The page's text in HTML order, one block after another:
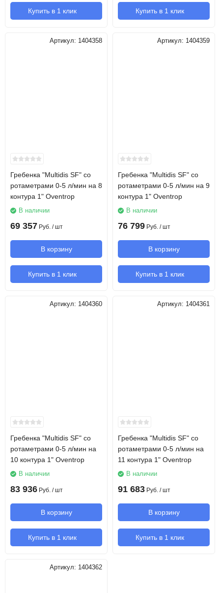
Купить в 1 клик Купить в 1 клик
Артикул: 1404358
Гребенка "Multidis SF" со
ротаметрами 0-5 л/мин на 8
контура 1" Oventrop
В наличии
69 357 Руб. / шт
В корзину
Купить в 1 клик
Артикул: 1404359
Гребенка "Multidis SF" со
ротаметрами 0-5 л/мин на 9
контура 1" Oventrop
В наличии
76 799 Руб. / шт
В корзину
Купить в 1 клик
Артикул: 1404360
Гребенка "Multidis SF" со
ротаметрами 0-5 л/мин на
10 контура 1" Oventrop
В наличии
83 936 Руб. / шт
В корзину
Купить в 1 клик
Артикул: 1404361
Гребенка "Multidis SF" со
ротаметрами 0-5 л/мин на
11 контура 1" Oventrop
В наличии
91 683 Руб. / шт
В корзину
Купить в 1 клик
Артикул: 1404362